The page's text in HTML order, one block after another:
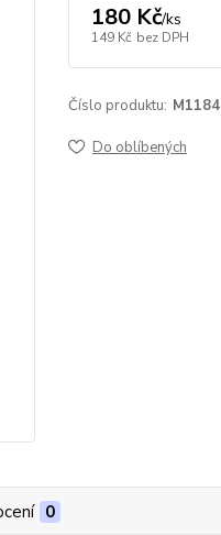
180 Kč/ks
149 Kč bez DPH
Číslo produktu: M1184
Do oblíbených
0